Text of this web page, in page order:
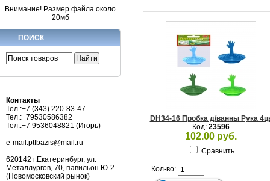
Внимание! Размер файла около
20мб
ПОИСК
Контакты
Тел.:+7 (343) 220-83-47
Тел.:+79530586382
Тел.:+7 9536048821 (Игорь)
e-mail:ptfbazis@mail.ru
620142 г.Екатеринбург, ул.
Металлургов, 70, павильон Ю-2
(Новомосковский рынок)
DH34-16 Пробка д/ванны Рука
Код: 23596
102.00 руб.
Сравнить
Кол-во: